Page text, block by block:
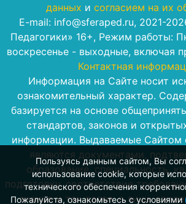
Пользуясь данным сайтом, Вы
использование cookie, которые
технического обеспечения
Пожалуйста, ознакомьтесь с условиями
данных и согласием на их
E-mail: info@sferaped.ru, 2021-
Педагогики» 16+, Режим работы:
воскресенье - выходные, включая
Контактная
Информация на Сайте носит
ознакомительный характер.
базируется на основе
стандартов, законов и
информации. Выдаваемые Сайтом
являются документами,
образование, специальность,
подготовку, соответствие
знания и так далее, а лишь